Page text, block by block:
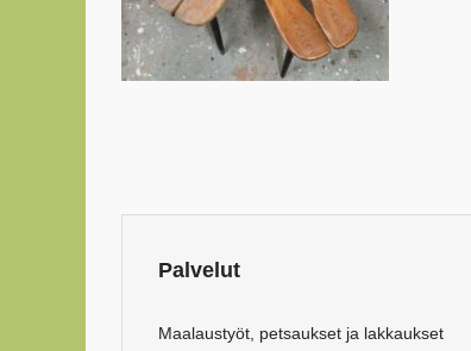
Palvelut
Maalaustyöt, petsaukset ja lakkaukset